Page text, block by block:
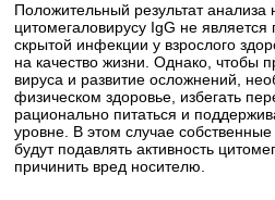
Положительный результат анализа
цитомегаловирусу IgG не
скрытой инфекции у взрослого
на качество жизни. Однако, чтобы
вируса и развитие осложнений,
физическом здоровье, избегать
рационально питаться и
уровне. В этом случае
будут подавлять активность
причинить вред носителю.